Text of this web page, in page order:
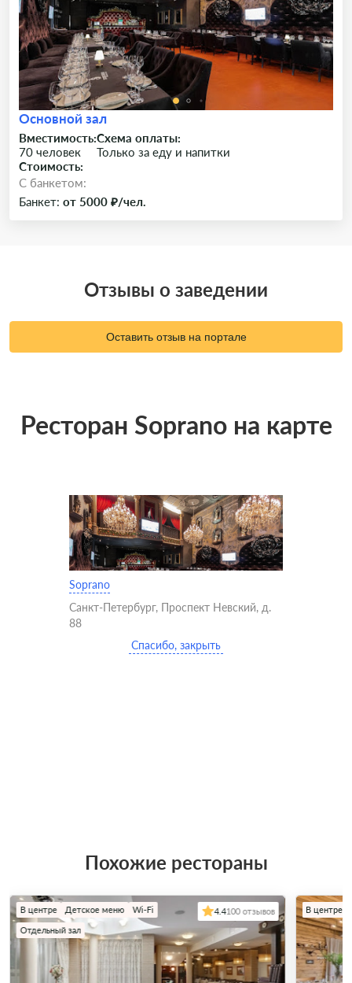
Основной зал
Вместимость:
70 человек
Схема оплаты:
Только за еду и напитки
Стоимость:
C банкетом:
Банкет: от 5000 ₽/чел.
Отзывы о заведении
Оставить отзыв на портале
Ресторан Soprano на карте
Soprano
Санкт-Петербург, Проспект Невский, д.
88
Спасибо, закрыть
Похожие рестораны
В центре Детское меню
Wi-Fi
Отдельный зал
4.4100 отзывов В центре